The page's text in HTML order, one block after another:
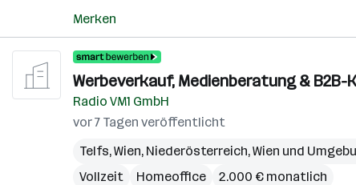
Merken
Werbeverkauf, Medienberatung & B2B-
Radio VM1 GmbH
vor 7 Tagen veröffentlicht
Telfs,Wien, Niederösterreich,Wien und
Vollzeit
Homeoffice 2.000 € monatlich